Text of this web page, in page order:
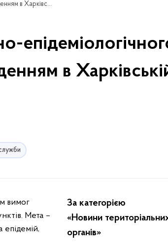
Стосовно здійснення державного санітарно-епідеміологічного нагляду за водопостачанням та водовідведенням в Харківській області
в
Мета –
епідемій,
За категорією
«Новини
органів»